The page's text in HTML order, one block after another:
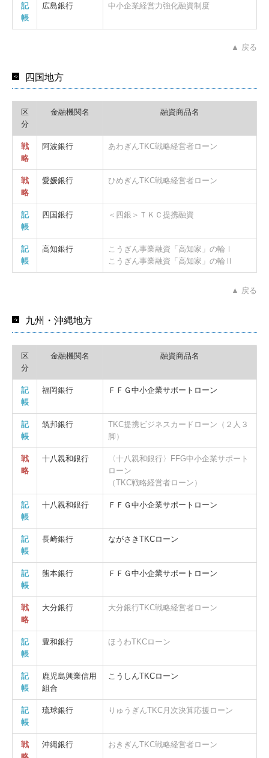
記
帳
広島銀行 中小企業経営力強化融資制度
▲ 戻る
四国地方
区
分
金融機関名 融資商品名
戦
略
阿波銀行 あわぎんTKC戦略経営者ローン
戦
略
愛媛銀行 ひめぎんTKC戦略経営者ローン
記
帳
四国銀行 ＜四銀＞ＴＫＣ提携融資
記
帳
高知銀行
こうぎん事業融資「高知家」の輪Ⅰ
こうぎん事業融資「高知家」の輪Ⅱ
▲ 戻る
九州・沖縄地方
区
分
金融機関名 融資商品名
記
帳
福岡銀行 ＦＦＧ中小企業サポートローン
記
帳
筑邦銀行
TKC提携ビジネスカードローン（２人３
脚）
戦
略
十八親和銀行
〈十八親和銀行〉FFG中小企業サポート
ローン
（TKC戦略経営者ローン）
記
帳
十八親和銀行 ＦＦＧ中小企業サポートローン
記
帳
長崎銀行 ながさきTKCローン
記
帳
熊本銀行 ＦＦＧ中小企業サポートローン
戦
略
大分銀行 大分銀行TKC戦略経営者ローン
記
帳
豊和銀行 ほうわTKCローン
記
帳
鹿児島興業信用
組合
こうしんTKCローン
記
帳
琉球銀行 りゅうぎんTKC月次決算応援ローン
戦
沖縄銀行 おきぎんTKC戦略経営者ローン